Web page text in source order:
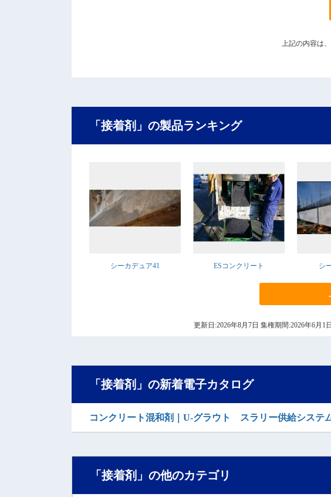
上記の内容は
「接着剤」の製品ランキング
シーカデュア41 ESコンクリート シ
更新日:2026年8月7日 集権期間:2026年6月
「接着剤」の新着電子カタログ
コンクリート混和剤｜U-グラウト スラリー供給システ
「接着剤」の他のカテゴリ